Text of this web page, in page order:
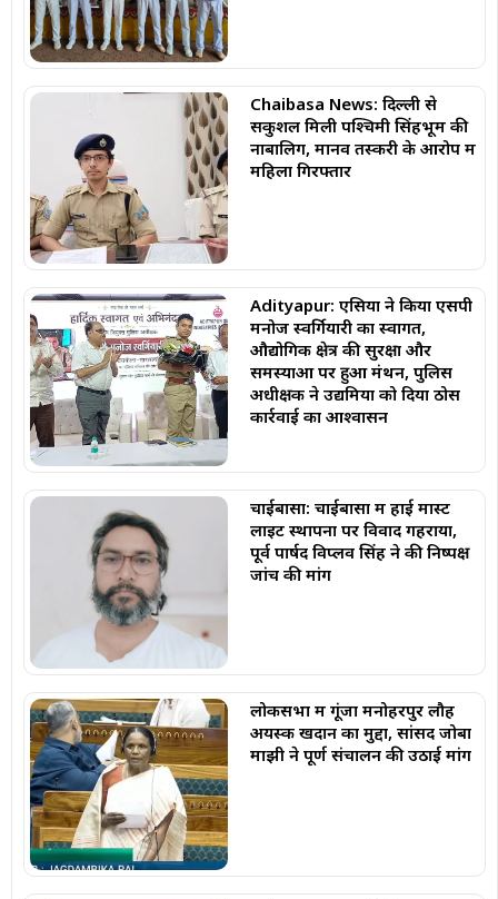
Chaibasa News: दिल्ली से
सकुशल मिली पश्चिमी सिंहभूम की
नाबालिग, मानव तस्करी के आरोप में
महिला गिरफ्तार
Adityapur: एसिया ने किया एसपी
मनोज स्वर्गियारी का स्वागत,
औद्योगिक क्षेत्र की सुरक्षा और
समस्याओं पर हुआ मंथन, पुलिस
अधीक्षक ने उद्यमियों को दिया ठोस
कार्रवाई का आश्वासन
चाईबासा: चाईबासा में हाई मास्ट
लाइट स्थापना पर विवाद गहराया,
पूर्व पार्षद विप्लव सिंह ने की निष्पक्ष
जांच की मांग
लोकसभा में गूंजा मनोहरपुर लौह
अयस्क खदान का मुद्दा, सांसद जोबा
माझी ने पूर्ण संचालन की उठाई मांग